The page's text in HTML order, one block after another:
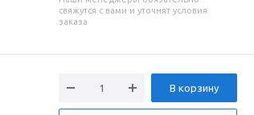
свяжутся с вами и уточнят условия
заказа
В корзину